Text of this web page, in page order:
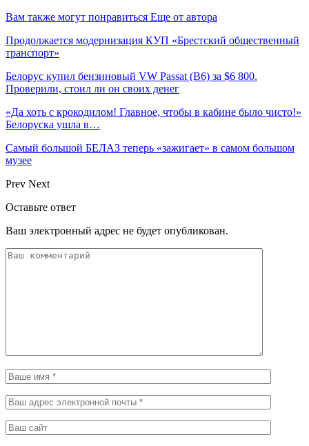
Вам также могут понравиться Еще от автора
Продолжается модернизация КУП «Брестский общественный
транспорт»
Белорус купил бензиновый VW Passat (B6) за $6 800.
Проверили, стоил ли он своих денег
«Да хоть с крокодилом! Главное, чтобы в кабине было чисто!»
Белоруска ушла в…
Самый большой БЕЛАЗ теперь «зажигает» в самом большом
музее
Prev Next
Оставьте ответ
Ваш электронный адрес не будет опубликован.